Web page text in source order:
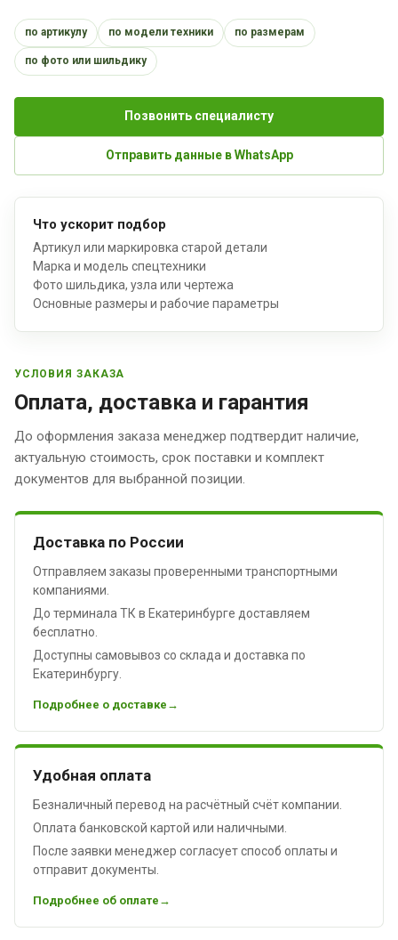
по артикулу по модели техники по размерам
по фото или шильдику
Позвонить специалисту
Отправить данные в WhatsApp
Что ускорит подбор
Артикул или маркировка старой детали
Марка и модель спецтехники
Фото шильдика, узла или чертежа
Основные размеры и рабочие параметры
УСЛОВИЯ ЗАКАЗА
Оплата, доставка и гарантия
До оформления заказа менеджер подтвердит наличие,
актуальную стоимость, срок поставки и комплект
документов для выбранной позиции.
Доставка по России
Отправляем заказы проверенными транспортными
компаниями.
До терминала ТК в Екатеринбурге доставляем
бесплатно.
Доступны самовывоз со склада и доставка по
Екатеринбургу.
Подробнее о доставке
Удобная оплата
Безналичный перевод на расчётный счёт компании.
Оплата банковской картой или наличными.
После заявки менеджер согласует способ оплаты и
отправит документы.
Подробнее об оплате